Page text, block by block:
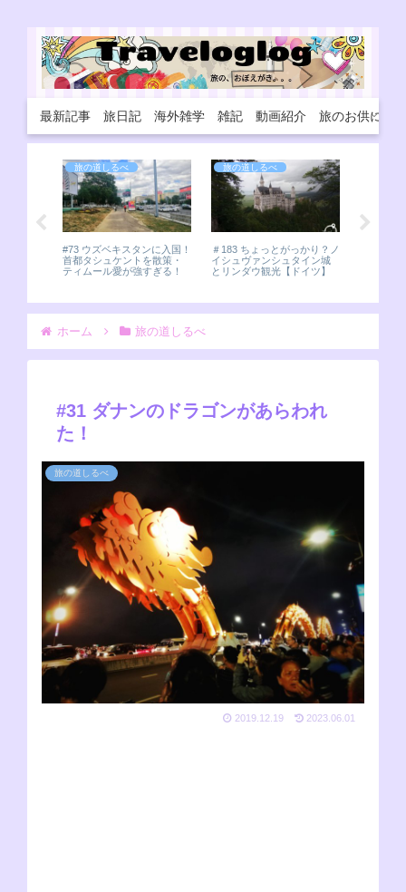
最新記事 旅日記 海外雑学 雑記 動画紹介 旅のお供に
っとがっかり？ノ
ァンシュタイン城
ウ観光【ドイツ】
旅の道しるべ
#78 旧市街の中と外で大違
い！ヒヴァの様子をレポ。
旅の道しるべ
#131 ブカレスト観光！国民
の館や街の様子など！
ホーム 旅の道しるべ
#31 ダナンのドラゴンがあらわれ
た！
旅の道しるべ
2019.12.19 2023.06.01